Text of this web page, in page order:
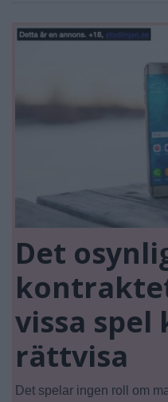
Det
vissa spel
rättvisa
Det spelar ingen roll om